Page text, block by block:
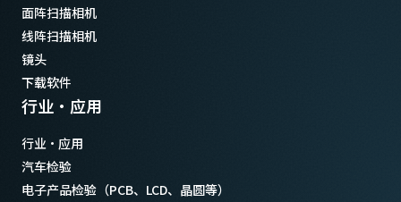
面阵扫描相机
线阵扫描相机
镜头
下载软件
行业·应用
行业·应用
汽车检验
电子产品检验（PCB、LCD、晶圆等）